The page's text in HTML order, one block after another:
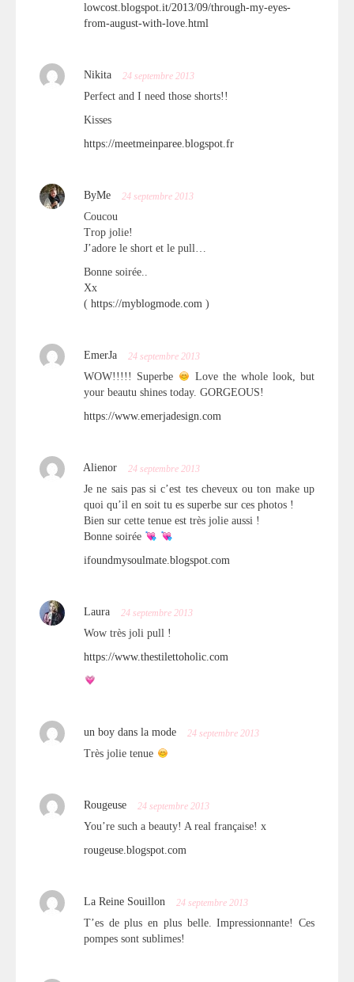
lowcost.blogspot.it/2013/09/through-my-eyes-
from-august-with-love.html
Nikita 24 septembre 2013
Perfect and I need those shorts!!
Kisses
https://meetmeinparee.blogspot.fr
ByMe 24 septembre 2013
Coucou
Trop jolie!
J’adore le short et le pull…
Bonne soirée..
Xx
( https://myblogmode.com )
EmerJa 24 septembre 2013
WOW!!!!! Superbe
Love the whole look, but
your beautu shines today. GORGEOUS!
https://www.emerjadesign.com
Alienor 24 septembre 2013
Je ne sais pas si c’est tes cheveux ou ton make up
quoi qu’il en soit tu es superbe sur ces photos !
Bien sur cette tenue est très jolie aussi !
Bonne soirée
ifoundmysoulmate.blogspot.com
Laura 24 septembre 2013
Wow très joli pull !
https://www.thestilettoholic.com
un boy dans la mode 24 septembre 2013
Très jolie tenue
Rougeuse 24 septembre 2013
You’re such a beauty! A real française! x
rougeuse.blogspot.com
La Reine Souillon 24 septembre 2013
T’es de plus en plus belle. Impressionnante! Ces
pompes sont sublimes!